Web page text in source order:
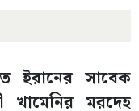
ইরানের সাবেক
খামেনির মরদেহ